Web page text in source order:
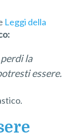
Leggi della
la
essere.